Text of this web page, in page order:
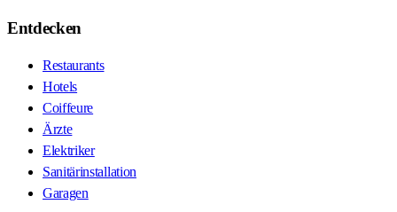
Entdecken
Restaurants
Hotels
Coiffeure
Ärzte
Elektriker
Sanitärinstallation
Garagen